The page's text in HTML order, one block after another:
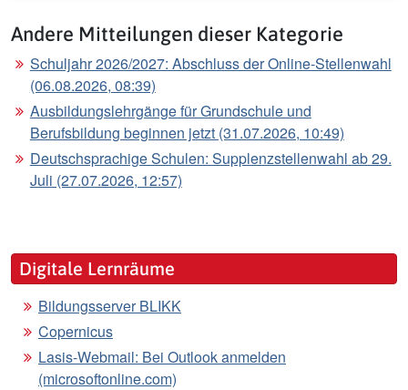
Andere Mitteilungen dieser Kategorie
Schuljahr 2026/2027: Abschluss der Online-Stellenwahl
(06.08.2026, 08:39)
Ausbildungslehrgänge für Grundschule und
Berufsbildung beginnen jetzt (31.07.2026, 10:49)
Deutschsprachige Schulen: Supplenzstellenwahl ab 29.
Juli (27.07.2026, 12:57)
Digitale Lernräume
Bildungsserver BLIKK
Copernicus
Lasis-Webmail: Bei Outlook anmelden
(microsoftonline.com)